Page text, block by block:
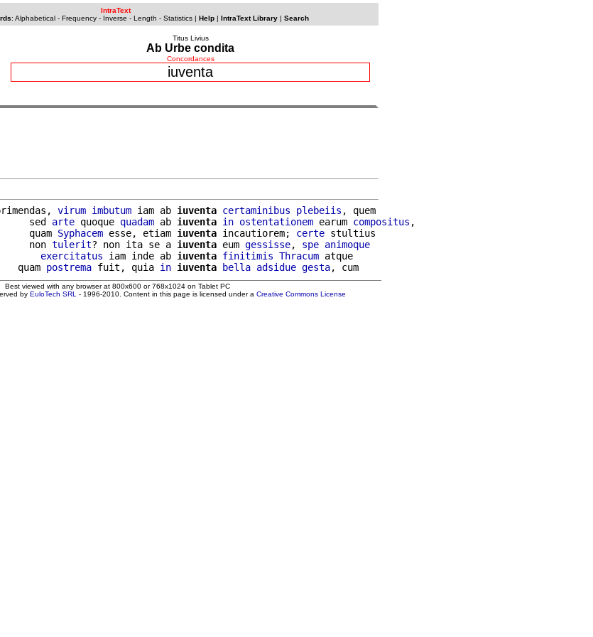
IntraText
: Alphabetical- Frequency- Inverse - Length - Statistics| Help| IntraText Library| Search
Titus Livius
Ab Urbe condita
Concordances
iuventa
virum imbutum iam ab iuventa certaminibus plebeiis , quem
sed arte quoque quadam ab iuventa in ostentationem earum compositus ,
quam Syphacem esse, etiam iuventa incautiorem; certe stultius
non tulerit? non ita se a iuventa eum gessisse, spe animoque
exercitatus iam inde ab iuventa finitimis Thracum atque
quam postrema fuit, quia in iuventa bella adsidue gesta
Best viewed with any browser at 800x600 or 768x1024 on Tablet PC
by EuloTech SRL - 1996-2010. Content in this page is licensed under a Creative Commons License